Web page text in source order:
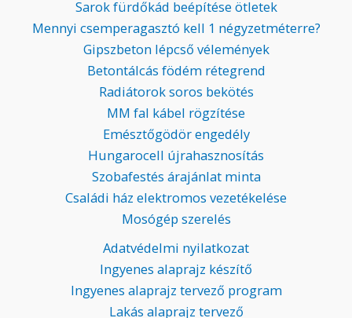
Sarok fürdőkád beépítése ötletek
Mennyi csemperagasztó kell 1 négyzetméterre?
Gipszbeton lépcső vélemények
Betontálcás födém rétegrend
Radiátorok soros bekötés
MM fal kábel rögzítése
Emésztőgödör engedély
Hungarocell újrahasznosítás
Szobafestés árajánlat minta
Családi ház elektromos vezetékelése
Mosógép szerelés
Adatvédelmi nyilatkozat
Ingyenes alaprajz készítő
Ingyenes alaprajz tervező program
Lakás alaprajz tervező